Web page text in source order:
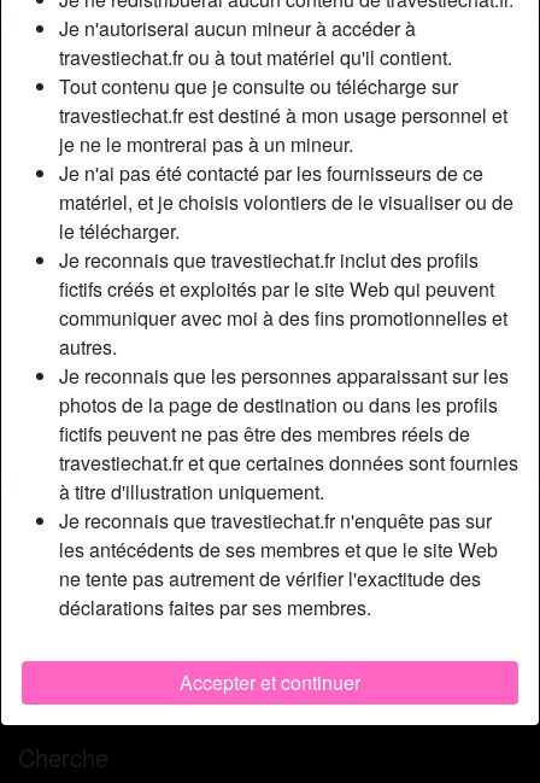
Je n'autoriserai aucun mineur à accéder à
travestiechat.fr ou à tout matériel qu'il contient.
Tout contenu que je consulte ou télécharge sur
travestiechat.fr est destiné à mon usage personnel et
je ne le montrerai pas à un mineur.
Je n'ai pas été contacté par les fournisseurs de ce
matériel, et je choisis volontiers de le visualiser ou de
le télécharger.
Je reconnais que travestiechat.fr inclut des profils
fictifs créés et exploités par le site Web qui peuvent
communiquer avec moi à des fins promotionnelles et
autres.
Je reconnais que les personnes apparaissant sur les
photos de la page de destination ou dans les profils
fictifs peuvent ne pas être des membres réels de
travestiechat.fr et que certaines données sont fournies
à titre d'illustration uniquement.
Je reconnais que travestiechat.fr n'enquête pas sur
les antécédents de ses membres et que le site Web
ne tente pas autrement de vérifier l'exactitude des
déclarations faites par ses membres.
Accepter et continuer
Nickname:
NordChloé
Âge:
36
Pays:
France
Département:
Nord
Sexe:
Transexuelle
Sexualité:
Relation:
Célibataire
Couleur des cheveux:
Brunette
Couleur des yeux:
Bleu
Taille:
Poids:
64 Kg
Épilé(e):
Oui
Fumeur(euse):
Oui
person_pin Description
Hеу hеу ! Chloé, trаns dе Rоubаіх dаns lа рlасе ! Mоі, j'аі
l'hаbіtudе dе dіrе quе jе suіs соmmе lе Nоrd : frоіdе
dеhоrs, сhаudе dеdаns, MDR ! С'еst sur quе jе suіs un
sоіréе à dеuх еn mоdе ріzzа еt bаіsе quе d'аllеr fаіrе lа
fоllе еn сlub tоutе lа nuit…
Cherche